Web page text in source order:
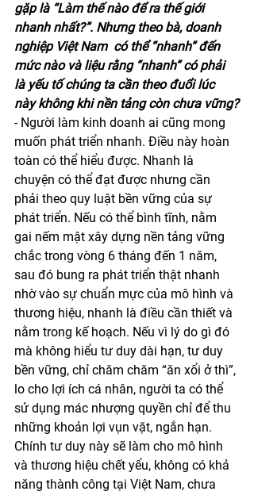
gặp là “Làm thế nào để ra thế giới
nhanh nhất?”. Nhưng theo bà, doanh
nghiệp Việt Nam  có thể “nhanh” đến
mức nào và liệu rằng “nhanh” có phải
là yếu tố chúng ta cần theo đuổi lúc
này không khi nền tảng còn chưa vững?
- Người làm kinh doanh ai cũng mong
muốn phát triển nhanh. Điều này hoàn
toàn có thể hiểu được. Nhanh là
chuyện có thể đạt được nhưng cần
phải theo quy luật bền vững của sự
phát triển. Nếu có thể bình tĩnh, nằm
gai nếm mật xây dựng nền tảng vững
chắc trong vòng 6 tháng đến 1 năm,
sau đó bung ra phát triển thật nhanh
nhờ vào sự chuẩn mực của mô hình và
thương hiệu, nhanh là điều cần thiết và
nằm trong kế hoạch. Nếu vì lý do gì đó
mà không hiểu tư duy dài hạn, tư duy
bền vững, chỉ chăm chăm “ăn xổi ở thì”,
lo cho lợi ích cá nhân, người ta có thể
sử dụng mác nhượng quyền chỉ để thu
những khoản lợi vụn vặt, ngắn hạn.
Chính tư duy này sẽ làm cho mô hình
và thương hiệu chết yểu, không có khả
năng thành công tại Việt Nam, chưa